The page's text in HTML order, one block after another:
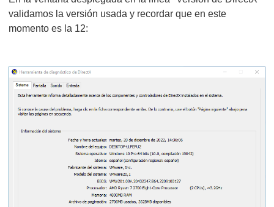
validamos la versión usada y recordar que en este
momento es la 12: